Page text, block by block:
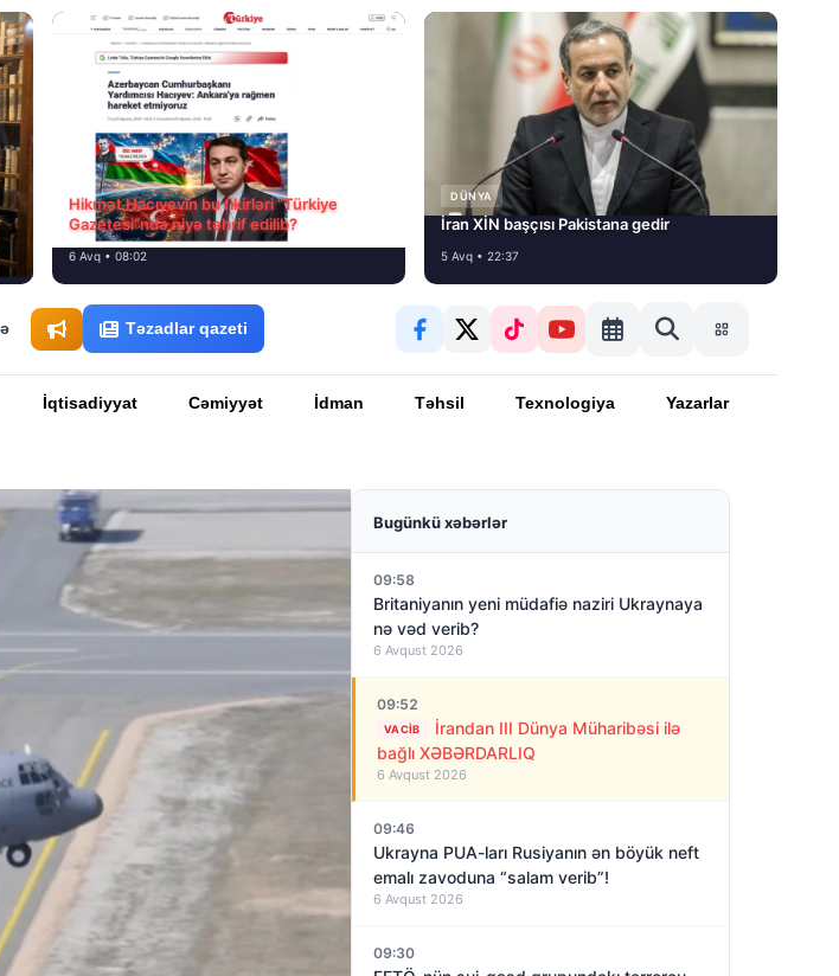
Hikmət Hacıyevin bu fikirləri “Türkiye
Gazetesi”ndə niyə təhrif edilib?
6 Avq • 08:02
DÜNYA
İran XİN başçısı Pakistana gedir
5 Avq • 22:37
Təzadlar qazeti
İqtisadiyyat Cəmiyyət İdman Təhsil Texnologiya Yazarlar
Bugünkü xəbərlər
09:58
Britaniyanın yeni müdafiə naziri Ukraynaya
nə vəd verib?
6 Avqust 2026
09:52
VACIB
İrandan III Dünya Müharibəsi ilə
bağlı XƏBƏRDARLIQ
6 Avqust 2026
09:46
Ukrayna PUA-ları Rusiyanın ən böyük neft
emalı zavoduna “salam verib”!
6 Avqust 2026
09:30